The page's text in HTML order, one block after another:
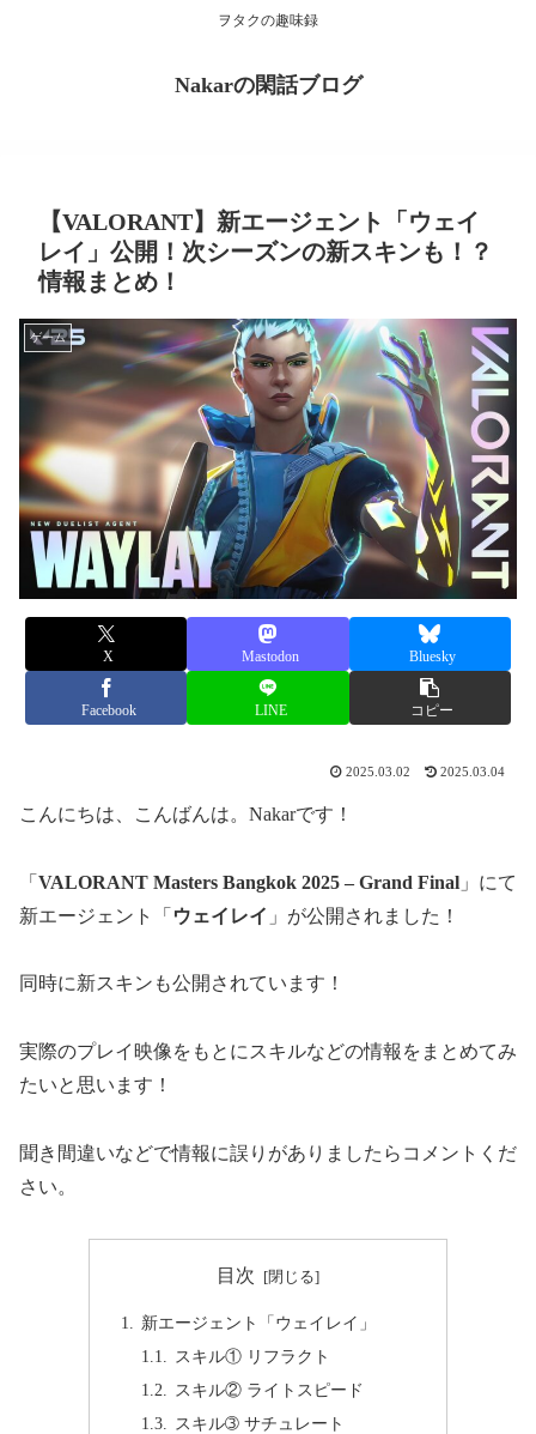
ヲタクの趣味録
Nakarの閑話ブログ
【VALORANT】新エージェント「ウェイ
レイ」公開！次シーズンの新スキンも！？
情報まとめ！
ゲーム
X Mastodon Bluesky
Facebook LINE コピー
2025.03.02 2025.03.04
こんにちは、こんばんは。Nakarです！
「 VALORANT Masters Bangkok 2025 – Grand Final 」にて
新エージェント「 ウェイレイ 」が公開されました！
同時に新スキンも公開されています！
実際のプレイ映像をもとにスキルなどの情報をまとめてみ
たいと思います！
聞き間違いなどで情報に誤りがありましたらコメントくだ
さい。
目次
新エージェント「ウェイレイ」
スキル① リフラクト
スキル② ライトスピード
スキル➂ サチュレート